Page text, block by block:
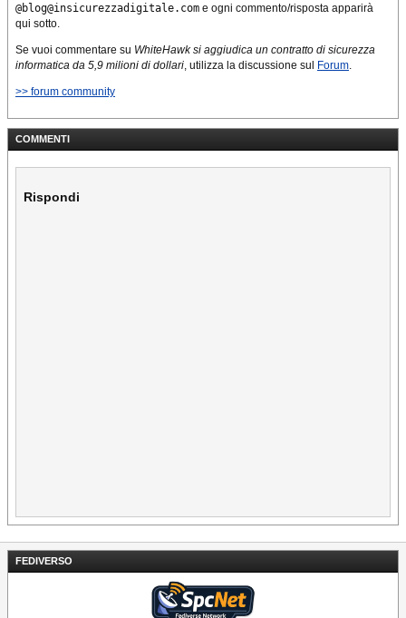
FEDIVERSO
@blog@insicurezzadigitale.com e ogni commento/risposta apparirà
qui sotto.
Se vuoi commentare su WhiteHawk si aggiudica un contratto di sicurezza
informatica da 5,9 milioni di dollari , utilizza la discussione sul Forum
>> forum community
COMMENTI
Rispondi